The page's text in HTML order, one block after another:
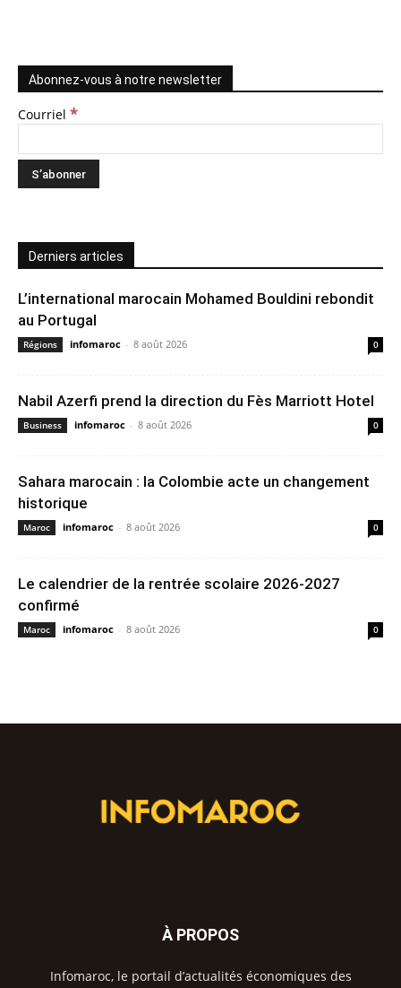
Abonnez-vous à notre newsletter
Courriel *
Derniers articles
L’international marocain Mohamed Bouldini rebondit
au Portugal
Régions infomaroc - 8 août 2026 0
Nabil Azerfi prend la direction du Fès Marriott Hotel
Business infomaroc - 8 août 2026 0
Sahara marocain : la Colombie acte un changement
historique
Maroc infomaroc - 8 août 2026 0
Le calendrier de la rentrée scolaire 2026-2027
confirmé
Maroc infomaroc - 8 août 2026 0
À PROPOS
Infomaroc, le portail d’actualités économiques des